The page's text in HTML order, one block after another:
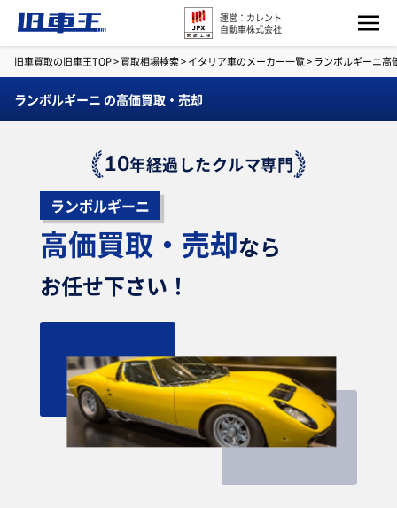
運営：カレント
自動車株式会社
旧車買取の旧車王TOP>買取相場検索>イタリア車のメーカー一覧>ランボルギーニ高
ランボルギーニ の高価買取・売却
10年経過したクルマ専門
ランボルギーニ
高価買取・売却なら
お任せ下さい！